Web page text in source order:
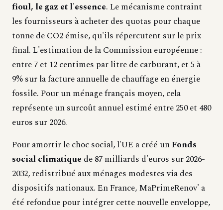
fioul, le gaz et l'essence. Le mécanisme contraint
les fournisseurs à acheter des quotas pour chaque
tonne de CO2 émise, qu'ils répercutent sur le prix
final. L'estimation de la Commission européenne :
entre 7 et 12 centimes par litre de carburant, et 5 à
9% sur la facture annuelle de chauffage en énergie
fossile. Pour un ménage français moyen, cela
représente un surcoût annuel estimé entre 250 et 480
euros sur 2026.
Pour amortir le choc social, l'UE a créé unFonds
social climatique de 87 milliards d'euros sur 2026-
2032, redistribué aux ménages modestes via des
dispositifs nationaux. En France, MaPrimeRenov' a
été refondue pour intégrer cette nouvelle enveloppe,